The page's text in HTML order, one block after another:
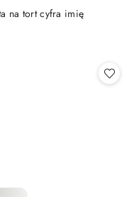
na tort cyfra imię